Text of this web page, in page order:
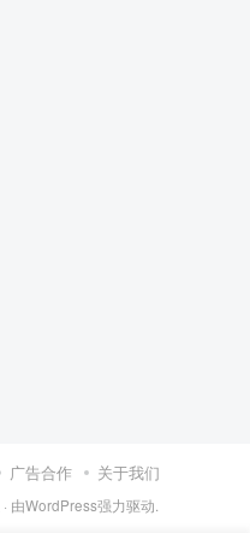
广告合作 关于我们
· 由WordPress强力驱动.